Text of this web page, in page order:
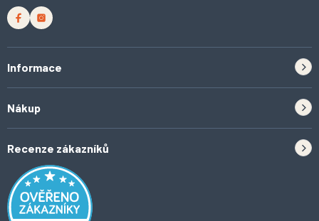
Informace
Tipy do kuchyně
Inspirace a trendy
Domácí vychytávky
O Ahomi
Nákup
Obchodní podmínky
Ochrana osobních údajů
Recenze zákazníků